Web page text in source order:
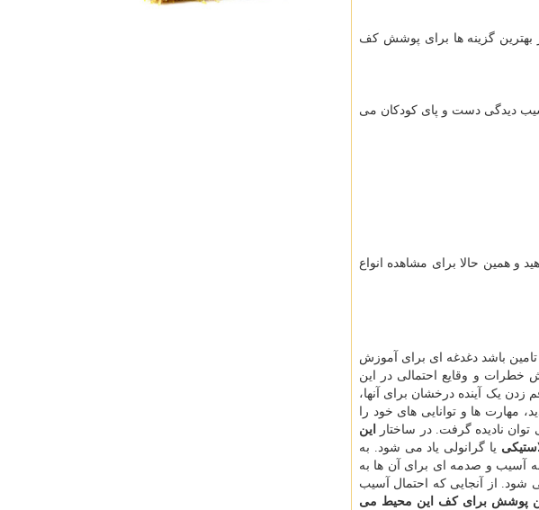
بهترین گزینه ها برای پوشش کف
دیدگی دست و پای کودکان می
و همین حالا برای مشاهده انواع
باشد دغدغه ای برای آموزش
خطرات و وقایع احتمالی در این
یک آینده درخشان برای آنها،
مهارت ها و توانایی های خود را
نادیده گرفت.در ساختار
این
یا گرانولی یاد می شود. به
آسیب و صدمه ای برای آن ها به
شود. از آنجایی که احتمال آسیب
پوشش برای کف این محیط می